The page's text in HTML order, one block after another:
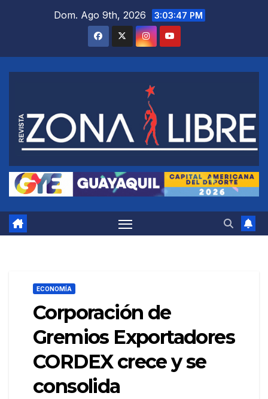
Dom. Ago 9th, 2026 3:03:47 PM
ECONOMÍA
Corporación de
Gremios Exportadores
CORDEX crece y se
consolida